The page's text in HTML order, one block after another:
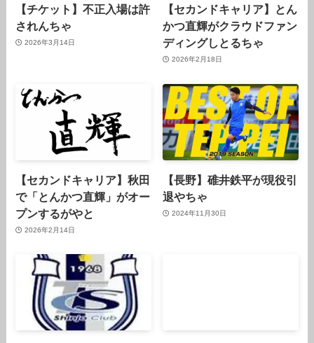
【チケット】不正入場は許
されんちゃ
2026年3月14日
【セカンドキャリア】とん
かつ直輝がクラウドファン
ディングしとるちゃ
2026年2月18日
【セカンドキャリア】秋田
で「とんかつ直輝」がオー
プンするがやと
2026年2月14日
【長野】碓井鉄平が現役引
退やちゃ
2024年11月30日